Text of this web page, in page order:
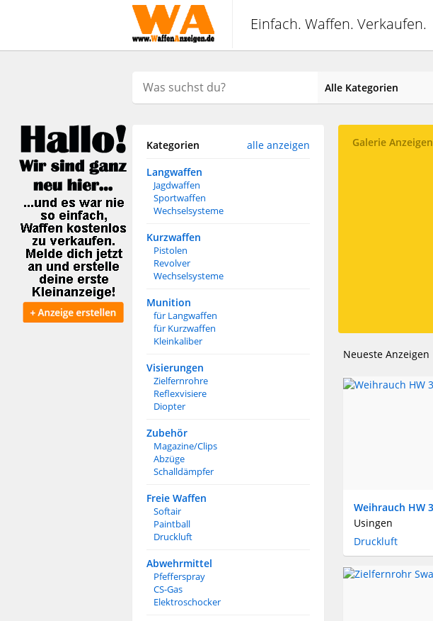
Einfach. Waffen. Verkaufen.
Kategorien
alle anzeigen
Langwaffen
Jagdwaffen
Sportwaffen
Wechselsysteme
Kurzwaffen
Pistolen
Revolver
Wechselsysteme
Munition
für Langwaffen
für Kurzwaffen
Kleinkaliber
Visierungen
Zielfernrohre
Reflexvisiere
Diopter
Zubehör
Magazine/Clips
Abzüge
Schalldämpfer
Freie Waffen
Softair
Paintball
Druckluft
Abwehrmittel
Pfefferspray
CS-Gas
Elektroschocker
Galerie Anzeigen
Neueste Anzeigen
Usingen
Druckluft